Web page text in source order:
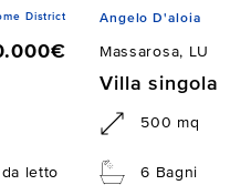
District
letto
Angelo D'aloia
Massarosa, LU
Villa singola
500 mq
6 Bagni